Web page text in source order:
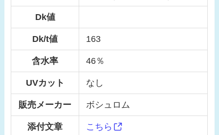
Dk値
Dk/t値 163
含水率 46％
UVカット なし
販売メーカー ボシュロム
添付文章 こちら